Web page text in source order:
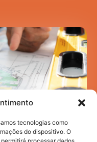
tecnologias como
do dispositivo. O